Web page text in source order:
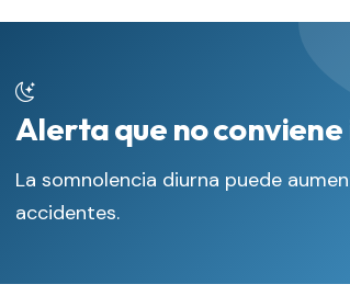
Alerta que no
La somnolencia diurna puede
accidentes.